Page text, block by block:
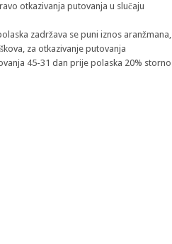
otkazivanja putovanja u slučaju
zadržava se puni iznos aranžmana,
za otkazivanje putovanja
45-31 dan prije polaska 20% storno